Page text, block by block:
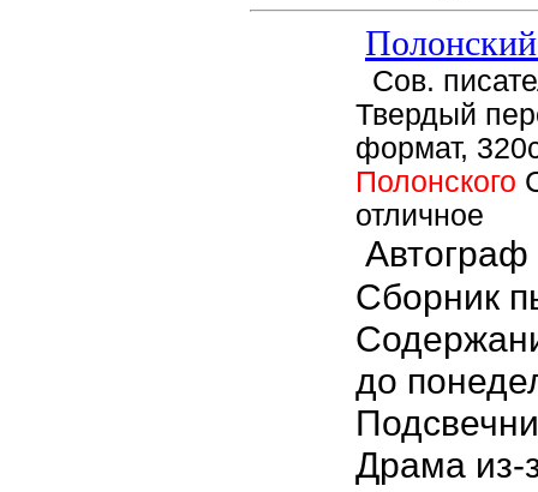
Сов.
Твердый
формат,
Полонского
отличное
Автограф
Сборник
до
Драма из-